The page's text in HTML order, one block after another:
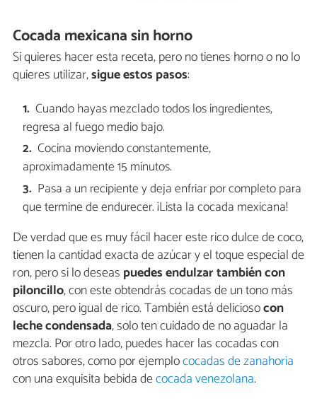
Cocada mexicana sin horno
Si quieres hacer esta receta, pero no tienes horno o no lo
quieres utilizar,sigue estos pasos:
Cuando hayas mezclado todos los ingredientes,
regresa al fuego medio bajo.
Cocina moviendo constantemente,
aproximadamente 15 minutos.
Pasa a un recipiente y deja enfriar por completo para
que termine de endurecer. ¡Lista la cocada mexicana!
De verdad que es muy fácil hacer este rico dulce de coco,
tienen la cantidad exacta de azúcar y el toque especial de
ron, pero si lo deseas puedes endulzar también con
piloncillo, con este obtendrás cocadas de un tono más
oscuro, pero igual de rico. También está deliciosocon
leche condensada, solo ten cuidado de no aguadar la
mezcla. Por otro lado, puedes hacer las cocadas con
otros sabores, como por ejemplococadas de zanahoria
con una exquisita bebida decocada venezolana.